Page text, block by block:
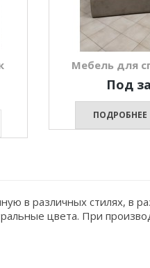
Мебель для
Под
ПОДРОБНЕЕ
в различных стилях, в
цвета. При